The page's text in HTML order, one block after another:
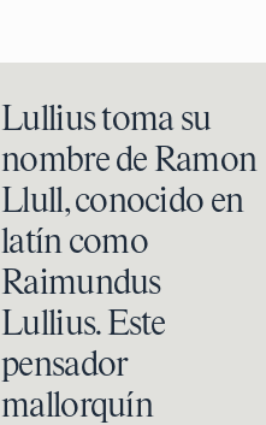
Lullius toma su
nombre de Ramon
Llull, conocido en
latín como
Raimundus
Lullius. Este
pensador
mallorquín